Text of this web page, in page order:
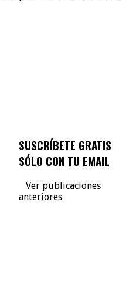
SUSCRÍBETE GRATIS
SÓLO CON TU EMAIL
Ver publicaciones
anteriores